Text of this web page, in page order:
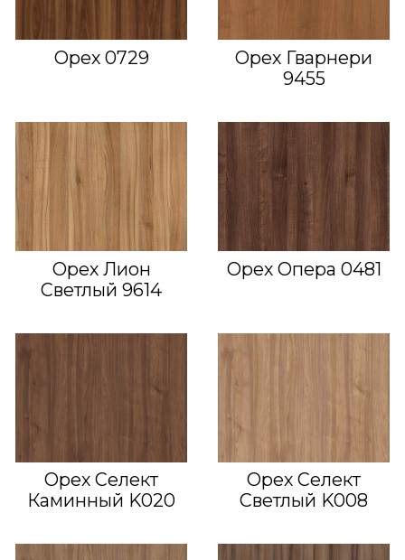
Орех 0729
Орех Гварнери
9455
Орех Лион
Светлый 9614
Орех Опера 0481
Орех Селект
Каминный K020
Орех Селект
Светлый K008